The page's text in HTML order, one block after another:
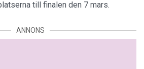
till finalen den 7 mars.
ANNONS